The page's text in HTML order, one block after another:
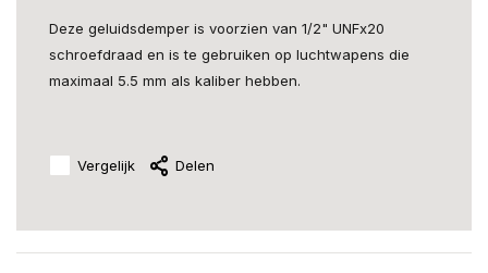
Deze geluidsdemper is voorzien van 1/2" UNFx20
schroefdraad en is te gebruiken op luchtwapens die
maximaal 5.5 mm als kaliber hebben.
Vergelijk Delen